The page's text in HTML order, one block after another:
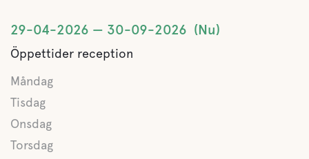
Färskvatten
Vatten
29-04-2026 30-09-2026 Nu
Öppettider reception
Måndag
Tisdag
Onsdag
Torsdag